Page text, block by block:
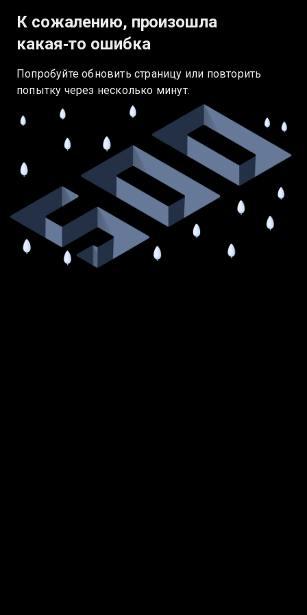
К сожалению, произошла
какая‑то ошибка
Попробуйте обновить страницу или повторить
попытку через несколько минут.